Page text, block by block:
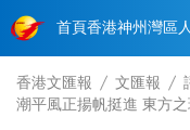
首頁香港神州 灣區人
香港文匯報 文匯報
潮平風正揚帆挺進 東方